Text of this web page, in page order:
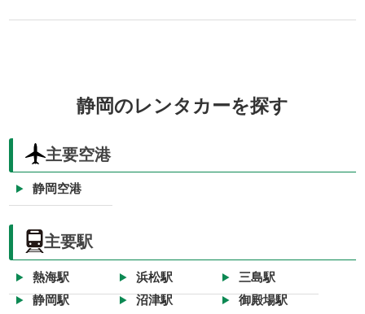
静岡のレンタカーを探す
主要空港
静岡空港
主要駅
熱海駅 浜松駅
三島駅
静岡駅
沼津駅
御殿場駅